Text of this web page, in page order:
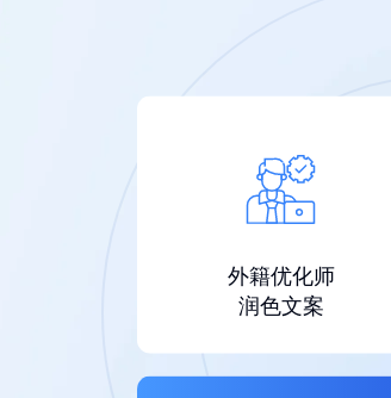
外籍优化师
润色文案